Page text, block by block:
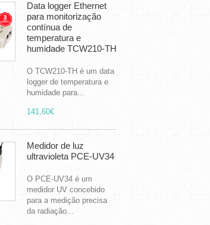
Data logger Ethernet
para monitorização
contínua de
temperatura e
humidade TCW210-TH
O TCW210-TH é um data
logger de temperatura e
humidade para...
141,60€
Medidor de luz
ultravioleta PCE-UV34
O PCE-UV34 é um
medidor UV concebido
para a medição precisa
da radiação...